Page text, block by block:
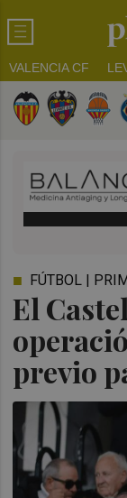
VALENCIA CF
El
previo
FÚTBOL |